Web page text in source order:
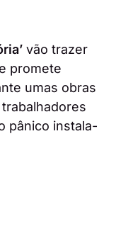
vão trazer
promete
umas obras
pânico instala-